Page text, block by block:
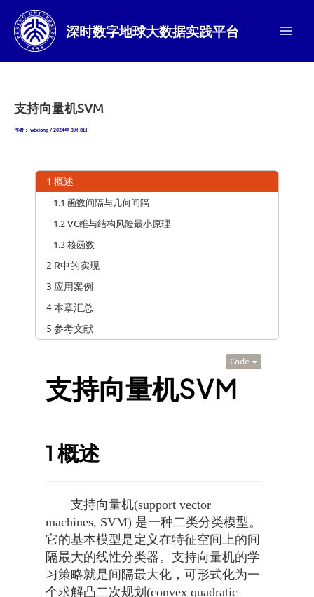
深时数字地球大数据实践平台
支持向量机SVM
作者： wtxiong / 2024年 3月 8日
1 概述
1.1 函数间隔与几何间隔
1.2 VC维与结构风险最小原理
1.3 核函数
2 R中的实现
3 应用案例
4 本章汇总
5 参考文献
Code
支持向量机SVM
1 概述
支持向量机(support vector
machines, SVM) 是一种二类分类模型。
它的基本模型是定义在特征空间上的间
隔最大的线性分类器。支持向量机的学
习策略就是间隔最大化，可形式化为一
个求解凸二次规划(convex quadratic